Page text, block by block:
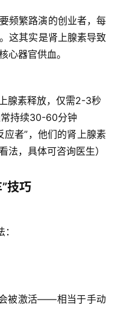
频繁路演的创业者，每
这其实是肾上腺素导致
器官供血。
腺素释放，仅需2-3秒
持续30-60分钟
应者”，他们的肾上腺素
法，具体可咨询医生）
技巧
被激活——相当于手动